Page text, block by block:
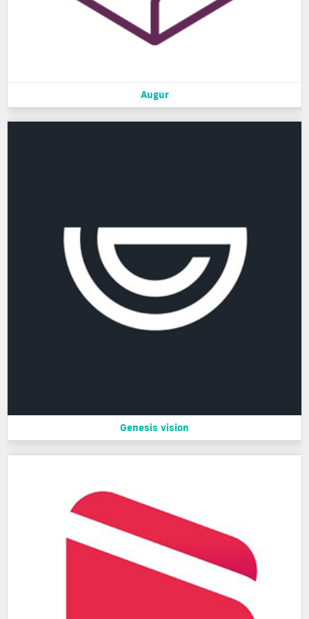
Augur
Genesis vision